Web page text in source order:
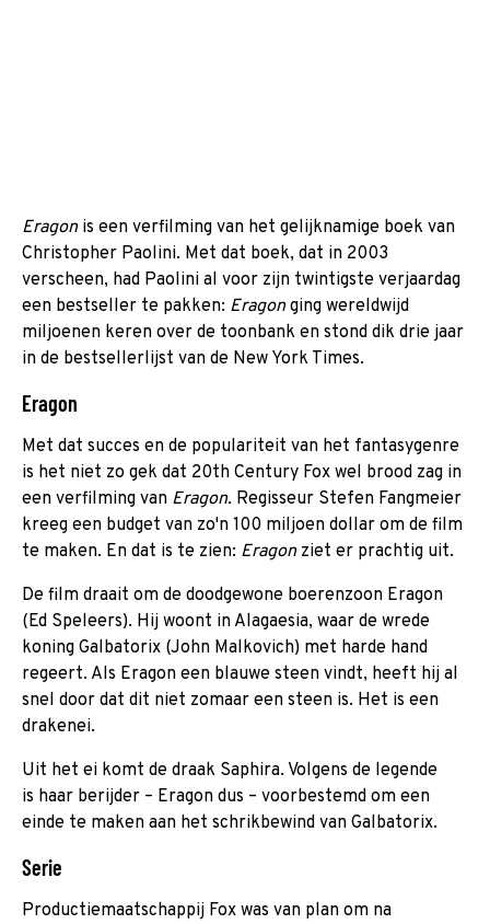
Eragon is een verfilming van het gelijknamige boek van
Christopher Paolini. Met dat boek, dat in 2003
verscheen, had Paolini al voor zijn twintigste verjaardag
een bestseller te pakken: Eragonging wereldwijd
miljoenen keren over de toonbank en stond dik drie jaar
in de bestsellerlijst van de New York Times.
Eragon
Met dat succes en de populariteit van het fantasygenre
is het niet zo gek dat 20th Century Fox wel brood zag in
een verfilming van Eragon. Regisseur Stefen Fangmeier
kreeg een budget van zo'n 100 miljoen dollar om de film
te maken. En dat is te zien: Eragon ziet er prachtig uit.
De film draait om de doodgewone boerenzoon Eragon
(Ed Speleers). Hij woont in Alagaesia, waar de wrede
koning Galbatorix (John Malkovich) met harde hand
regeert. Als Eragon een blauwe steen vindt, heeft hij al
snel door dat dit niet zomaar een steen is. Het is een
drakenei.
Uit het ei komt de draak Saphira. Volgens de legende
is haar berijder – Eragon dus – voorbestemd om een
einde te maken aan het schrikbewind van Galbatorix.
Serie
Productiemaatschappij Fox was van plan om na